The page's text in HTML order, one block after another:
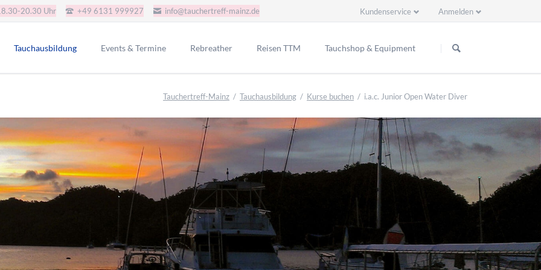
20.30 Uhr +49 6131 999927 info@tauchertreff-mainz.de Anmelden
Kundenservice
überspringen
Tauchausbildung
i.a.c. Tauchkurse
CMAS Tauchkurse
CMAS Bronze
CMAS Silber
Events & Termine Rebreather
Redbare Rebreather
Poseidon SE7EN+ SSO2 Ready EU
Rep-Tek Proteus CCR
Reisen TTM Tauchshop & Equipment
Tauchertreff-Mainz Tauchausbildung Kurse buchen i.a.c. Junior Open Water Diver